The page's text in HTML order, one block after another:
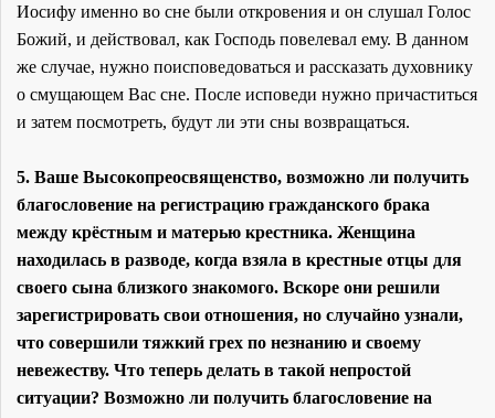
Иосифу именно во сне были откровения и он слушал Голос
Божий, и действовал, как Господь повелевал ему. В данном
же случае, нужно поисповедоваться и рассказать духовнику
о смущающем Вас сне. После исповеди нужно причаститься
и затем посмотреть, будут ли эти сны возвращаться.
5. Ваше Высокопреосвященство, возможно ли получить
благословение на регистрацию гражданского брака
между крёстным и матерью крестника. Женщина
находилась в разводе, когда взяла в крестные отцы для
своего сына близкого знакомого. Вскоре они решили
зарегистрировать свои отношения, но случайно узнали,
что совершили тяжкий грех по незнанию и своему
невежеству. Что теперь делать в такой непростой
ситуации? Возможно ли получить благословение на